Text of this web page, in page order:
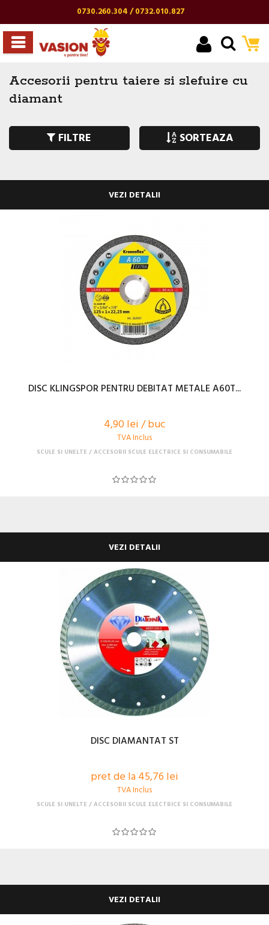
0730.260.304 / 0732.010.827
Accesorii pentru taiere si slefuire cu
diamant
FILTRE SORTEAZA
VEZI DETALII
DISC KLINGSPOR PENTRU DEBITAT METALE A60T...
4,90 lei / buc
TVA Inclus
SCULE SI UNELTE ACCESORII SCULE ELECTRICE SI CONSUMABILE
VEZI DETALII
DISC DIAMANTAT ST
pret de la 45,76 lei
TVA Inclus
SCULE SI UNELTE ACCESORII SCULE ELECTRICE SI CONSUMABILE
VEZI DETALII